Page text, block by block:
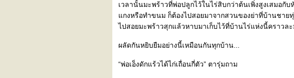
เวลานั้นมะพร้าวที่พ่อปลูกไว้ในไร่สิบกว่าต้นเพิ่งสูงเสมอกั
กงหรือทำขนม ก็ต้องไปสอยมาจากสวนของย่าที่บ้านชาย
ไปสอยมะพร้าวสุกแล้วหาบมาเก็บไว้ที่บ้านไร่แห่งนี้คราวล
ผลัดกันหยิบยืมอย่างนี้เหมือนกันทุกบ้าน...
“พ่อเอ็งดักแร้วได้ไก่เถื่อนกี่ตัว” ตารุ่มถาม